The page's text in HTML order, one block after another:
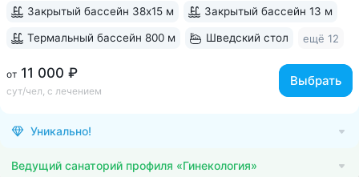
от 11 000 ₽
сут/чел, с лечением
Выбрать
Закрытый бассейн 38х15 м Закрытый бассейн 13 м
Термальный бассейн 800 м Шведский стол ещё 12
Уникально!
Ведущий санаторий профиля «Гинекология»